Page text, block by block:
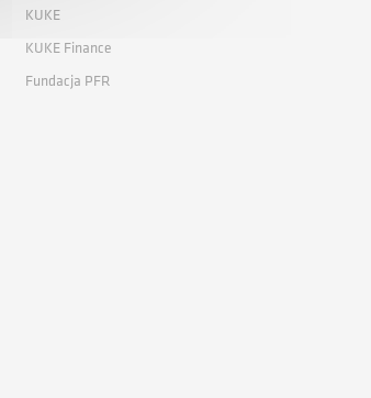
KUKE
KUKE Finance
Fundacja PFR